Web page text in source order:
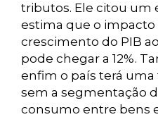
tributos. Ele citou um
estima que o
crescimento do PIB
pode chegar a 12%.
enfim o país terá
sem a segmentação
consumo entre bens